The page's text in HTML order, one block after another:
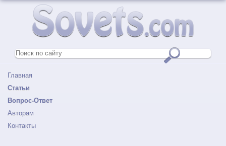
Главная
Статьи
Вопрос-Ответ
Авторам
Контакты